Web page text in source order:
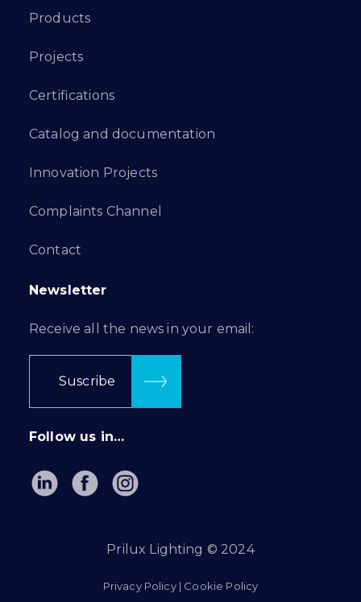
Products
Projects
Certifications
Catalog and documentation
Innovation Projects
Complaints Channel
Contact
Newsletter
Receive all the news in your email:
Suscribe
Follow us in…
Prilux Lighting © 2024
Privacy Policy| Cookie Policy